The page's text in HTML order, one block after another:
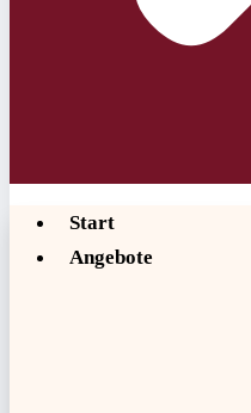
Start
Angebote